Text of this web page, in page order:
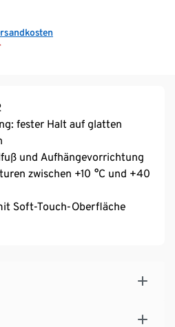
fester Halt auf glatten
und Aufhängevorrichtung
zwischen +10 °C und +40
Soft-Touch-Oberfläche